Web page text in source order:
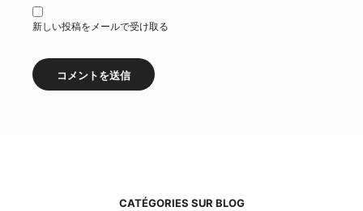
新しい投稿をメールで受け取る
CATÉGORIES SUR BLOG